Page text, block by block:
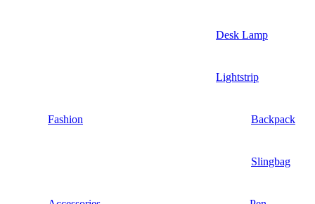
Desk Lamp
Lightstrip
Fashion Backpack
Slingbag